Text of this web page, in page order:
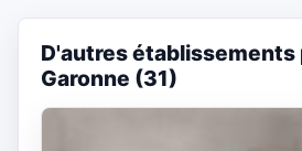
D'autres établissements
Garonne (31)